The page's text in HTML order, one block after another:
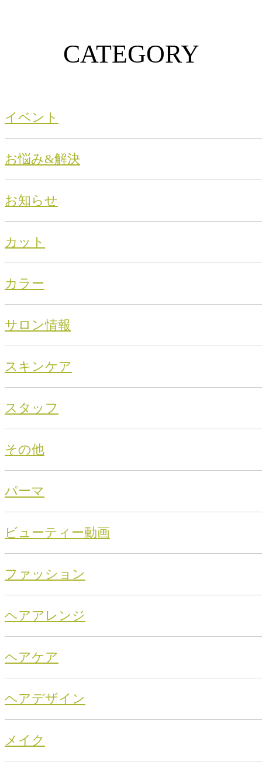
CATEGORY
イベント
お悩み&解決
お知らせ
カット
カラー
サロン情報
スキンケア
スタッフ
その他
パーマ
ビューティー動画
ファッション
ヘアアレンジ
ヘアケア
ヘアデザイン
メイク